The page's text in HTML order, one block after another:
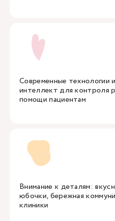
Современные технологии
интеллект для контроля
помощи пациентам
Внимание к деталям:
юбочки, бережная
клиники